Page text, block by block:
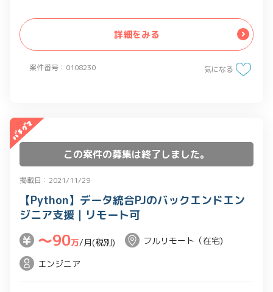
案件番号：0108230
→開発ベンダーの管理と調整（スケジュ
→サービスのフロント設計・アクション
等のプロジェクト管理とテクニカルサポ
ートをお願いいただきます。
詳細をみる
気になる
この案件の募集は終了しました。
掲載日：2021/11/29
【Python】データ統合PJのバックエンドエン
ジニア支援｜リモート可
〜90万/月(税別)
フルリモート（在宅)
エンジニア